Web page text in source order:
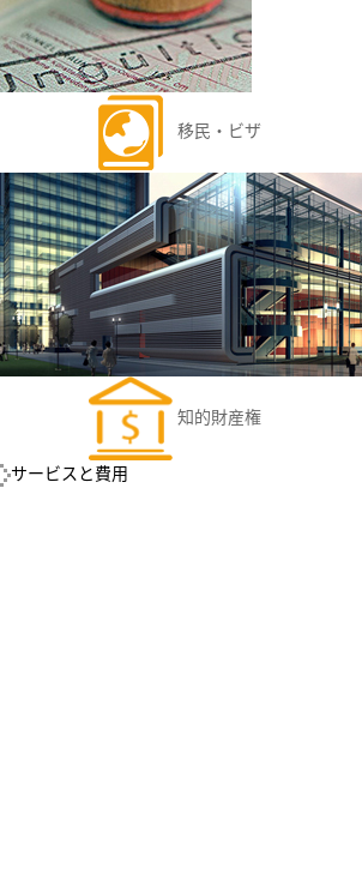
移民・ビザ
知的財産権
サービスと費用